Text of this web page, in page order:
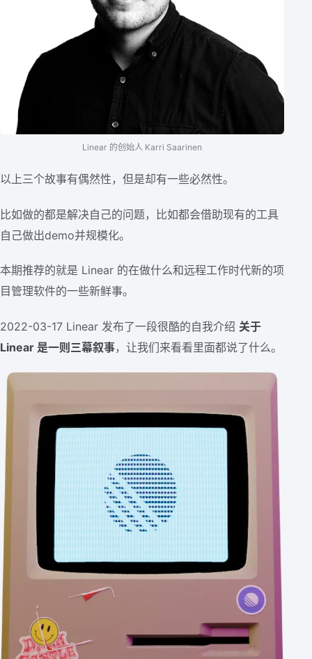
Linear 的创始人 Karri Saarinen
以上三个故事有偶然性，但是却有一些必然性。
比如做的都是解决自己的问题，比如都会借助现有的工具
自己做出demo并规模化。
本期推荐的就是 Linear 的在做什么和远程工作时代新的项
目管理软件的一些新鲜事。
2022-03-17 Linear 发布了一段很酷的自我介绍 关于
Linear 是一则三幕叙事，让我们来看看里面都说了什么。